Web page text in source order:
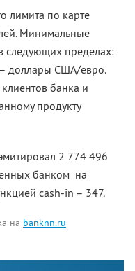
лимита по карте
Минимальные
следующих пределах:
доллары США/евро.
банка и
продукту
2 774 496
банком на
cash-in – 347.
на banknn.ru